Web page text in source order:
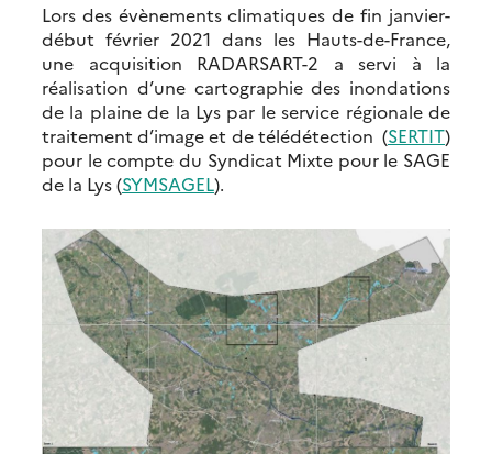
Lors des évènements climatiques de fin janvier-
début février 2021 dans les Hauts-de-France,
une acquisition RADARSART-2 a servi à la
réalisation d’une cartographie des inondations
de la plaine de la Lys par le service régionale de
traitement d’image et de télédétection (SERTIT)
pour le compte du Syndicat Mixte pour le SAGE
de la Lys (SYMSAGEL).